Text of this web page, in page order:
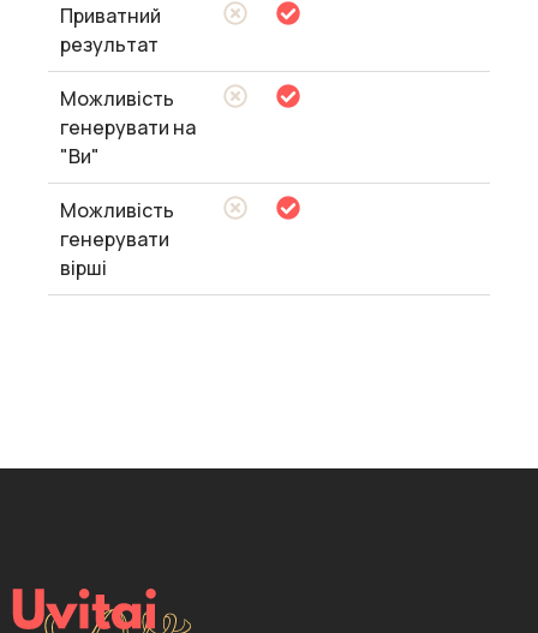
Приватний
результат
Можливість
генерувати на
"Ви"
Можливість
генерувати
вірші